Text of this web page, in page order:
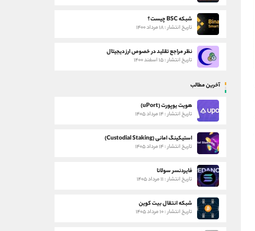
شبکه BSC چیست؟
تاریخ انتشار : ۱۸ مرداد ۱۴۰۰
نظر مراجع تقلید در خصوص ارز دیجیتال
تاریخ انتشار : ۱۵ اسفند ۱۴۰۰
آخرین مطالب
هویت یوپورت (uPort)
تاریخ انتشار : ۱۴ مرداد ۱۴۰۵
استیکینگ امانی (Custodial Staking)
تاریخ انتشار : ۱۴ مرداد ۱۴۰۵
فایردنسر سولانا
تاریخ انتشار : ۱۱ مرداد ۱۴۰۵
شبکه انتقال بیت کوین
تاریخ انتشار : ۱۰ مرداد ۱۴۰۵